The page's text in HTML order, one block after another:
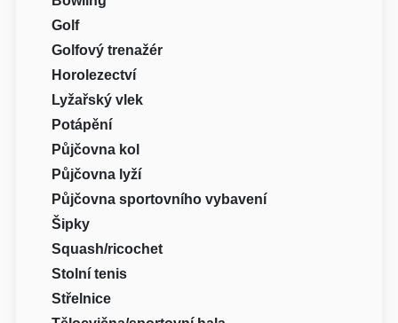
Golf
Golfový trenažér
Horolezectví
Lyžařský vlek
Potápění
Půjčovna kol
Půjčovna lyží
Půjčovna sportovního vybavení
Šipky
Squash/ricochet
Stolní tenis
Střelnice